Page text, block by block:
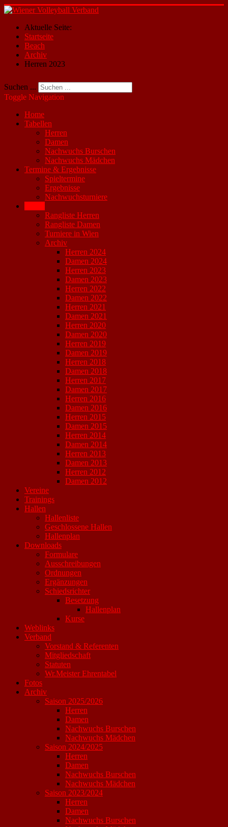
Aktuelle Seite:
Startseite
Beach
Archiv
Herren 2023
Suchen ...
Toggle Navigation
Home
Tabellen
Herren
Damen
Nachwuchs Burschen
Nachwuchs Mädchen
Termine & Ergebnisse
Spieltermine
Ergebnisse
Nachwuchsturniere
Rangliste Herren
Rangliste Damen
Turniere in Wien
Archiv
Herren 2024
Damen 2024
Herren 2023
Damen 2023
Herren 2022
Damen 2022
Herren 2021
Damen 2021
Herren 2020
Damen 2020
Herren 2019
Damen 2019
Herren 2018
Damen 2018
Herren 2017
Damen 2017
Herren 2016
Damen 2016
Herren 2015
Damen 2015
Herren 2014
Damen 2014
Herren 2013
Damen 2013
Herren 2012
Damen 2012
Vereine
Trainings
Hallen
Hallenliste
Geschlossene Hallen
Hallenplan
Downloads
Formulare
Ausschreibungen
Ordnungen
Ergänzungen
Schiedsrichter
Besetzung
Hallenplan
Kurse
Weblinks
Verband
Vorstand & Referenten
Mitgliedschaft
Statuten
Wr.Meister Ehrentabel
Fotos
Archiv
Saison 2025/2026
Herren
Damen
Nachwuchs Burschen
Nachwuchs Mädchen
Saison 2024/2025
Herren
Damen
Nachwuchs Burschen
Nachwuchs Mädchen
Saison 2023/2024
Herren
Damen
Nachwuchs Burschen